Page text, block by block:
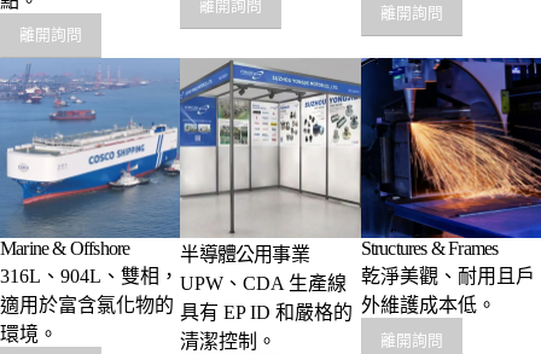
離開詢問
離開詢問 離開詢問
Marine & Offshore
316L、904L、雙相，
適用於富含氯化物的
環境。
半導體公用事業
UPW、CDA 生產線
具有 EP ID 和嚴格的
清潔控制。
Structures & Frames
乾淨美觀、耐用且戶
外維護成本低。
離開詢問